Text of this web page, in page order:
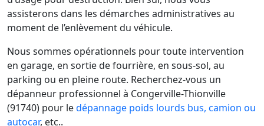
assisterons dans les démarches administratives au
moment de l’enlèvement du véhicule.
Nous sommes opérationnels pour toute intervention
en garage, en sortie de fourrière, en sous-sol, au
parking ou en pleine route. Recherchez-vous un
dépanneur professionnel à Congerville-Thionville
(91740) pour ledépannage poids lourds bus, camion ou
autocar, etc..